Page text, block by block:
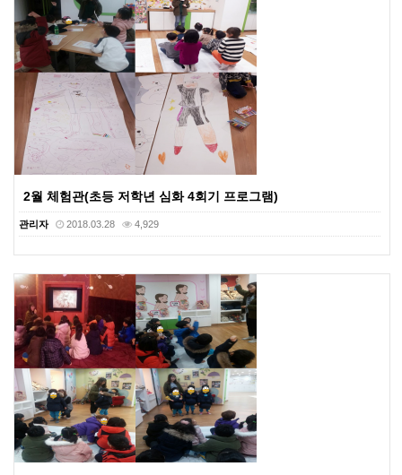
2월 체험관(초등 저학년 심화 4회기 프로그램)
관리자 2018.03.28 4,929